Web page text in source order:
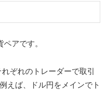
アです。
ぞれのトレーダーで取引
えば、ドル円をメインでト